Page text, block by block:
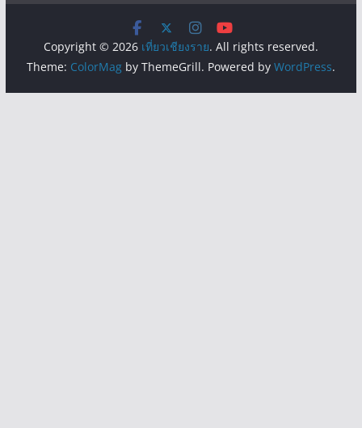
Copyright © 2026 เที่ยวเชียงราย. All rights reserved.
Theme: ColorMagby ThemeGrill. Powered by WordPress.